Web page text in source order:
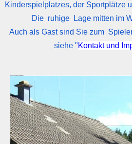
Kinderspielplatzes, der Sportplätze
Die ruhige Lage mitten im
Auch als Gast sind Sie zum
siehe "Kontakt und